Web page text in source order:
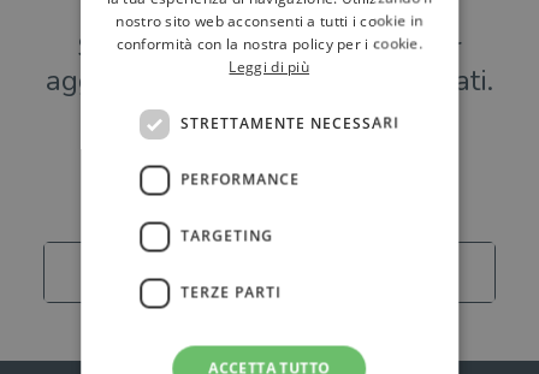
Scrivici a
per
aggiungere o modificare i tuoi dati.
Librerie
nostro sito web acconsenti a tutti i cookie in
conformità con la nostra policy per i cookie.
Leggi di più
STRETTAMENTE NECESSARI
PERFORMANCE
TARGETING
TERZE PARTI
ACCETTA TUTTO